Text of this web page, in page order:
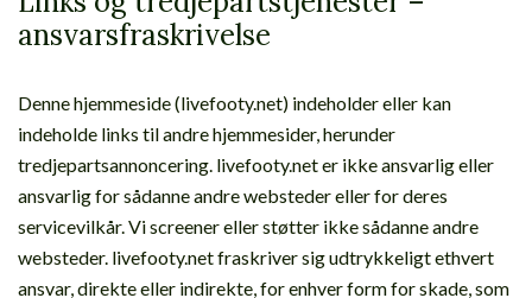
ansvarsfraskrivelse
Denne hjemmeside (livefooty.net) indeholder eller kan
indeholde links til andre hjemmesider, herunder
tredjepartsannoncering. livefooty.net er ikke ansvarlig eller
ansvarlig for sådanne andre websteder eller for deres
servicevilkår. Vi screener eller støtter ikke sådanne andre
websteder. livefooty.net fraskriver sig udtrykkeligt ethvert
ansvar, direkte eller indirekte, for enhver form for skade, som